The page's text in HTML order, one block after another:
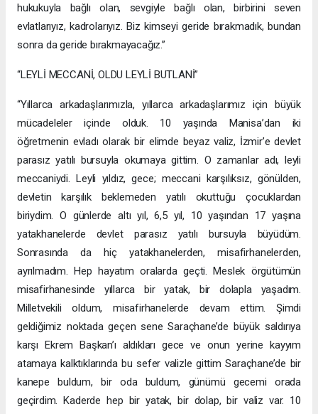
hukukuyla bağlı olan, sevgiyle bağlı olan, birbirini seven
evlatlarıyız, kadrolarıyız. Biz kimseyi geride bırakmadık, bundan
sonra da geride bırakmayacağız.”
“LEYLİ MECCANİ, OLDU LEYLİ BUTLANİ”
“Yıllarca arkadaşlarımızla, yıllarca arkadaşlarımız için büyük
mücadeleler içinde olduk. 10 yaşında Manisa’dan iki
öğretmenin evladı olarak bir elimde beyaz valiz, İzmir’e devlet
parasız yatılı bursuyla okumaya gittim. O zamanlar adı, leyli
meccaniydi. Leyli yıldız, gece; meccani karşılıksız, gönülden,
devletin karşılık beklemeden yatılı okuttuğu çocuklardan
biriydim. O günlerde altı yıl, 6,5 yıl, 10 yaşından 17 yaşına
yatakhanelerde devlet parasız yatılı bursuyla büyüdüm.
Sonrasında da hiç yatakhanelerden, misafirhanelerden,
ayrılmadım. Hep hayatım oralarda geçti. Meslek örgütümün
misafirhanesinde yıllarca bir yatak, bir dolapla yaşadım.
Milletvekili oldum, misafirhanelerde devam ettim. Şimdi
geldiğimiz noktada geçen sene Saraçhane’de büyük saldırıya
karşı Ekrem Başkan’ı aldıkları gece ve onun yerine kayyım
atamaya kalktıklarında bu sefer valizle gittim Saraçhane’de bir
kanepe buldum, bir oda buldum, günümü gecemi orada
geçirdim. Kaderde hep bir yatak, bir dolap, bir valiz var. 10